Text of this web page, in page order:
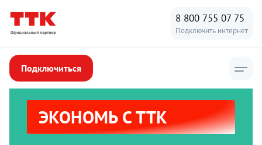
8 800 755 07 75
Подключить интернет
Подключиться
ЭКОНОМЬ С ТТК